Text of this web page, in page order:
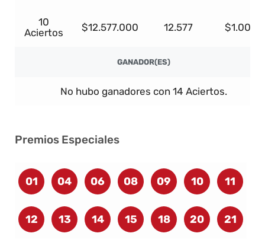
10
Aciertos
$12.577.000 12.577 $1.000
GANADOR(ES)
No hubo ganadores con 14 Aciertos.
Premios Especiales
01 04 06 08 09 10 11
12 13 14 15 18 20 21